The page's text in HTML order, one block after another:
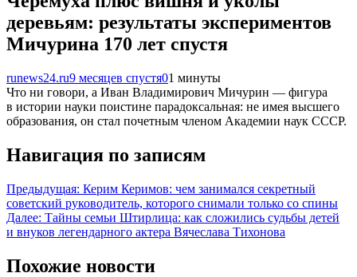
деревьям: результаты экспериментов
Мичурина 170 лет спустя
runews24.ru9 месяцев спустя01 минуты
Что ни говори, а Иван Владимирович Мичурин — фигура
в истории науки поистине парадоксальная: не имея высшего
образования, он стал почетным членом Академии наук СССР.
Навигация по записям
Предыдущая: Керим Керимов: чем занимался секретный
советский руководитель, которого снимали только со спины
Далее: Тайны семьи Штирлица: как сложились судьбы детей
и внуков легендарного актера Вячеслава Тихонова
Похожие новости